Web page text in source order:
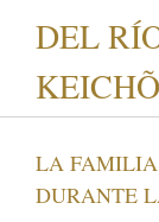
DEL
LA FAMILIA
DURANTE